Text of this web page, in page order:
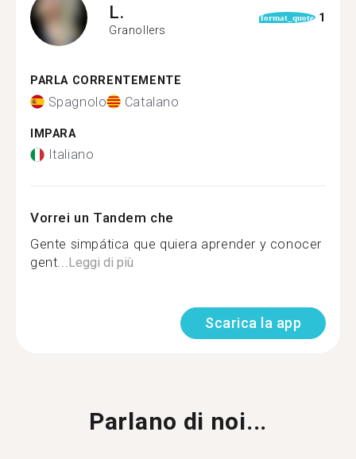
L.
Granollers
format_quote 1
PARLA CORRENTEMENTE
Spagnolo Catalano
IMPARA
Italiano
Vorrei un Tandem che
Gente simpática que quiera aprender y conocer
gent...Leggi di più
Scarica la app
Parlano di noi...